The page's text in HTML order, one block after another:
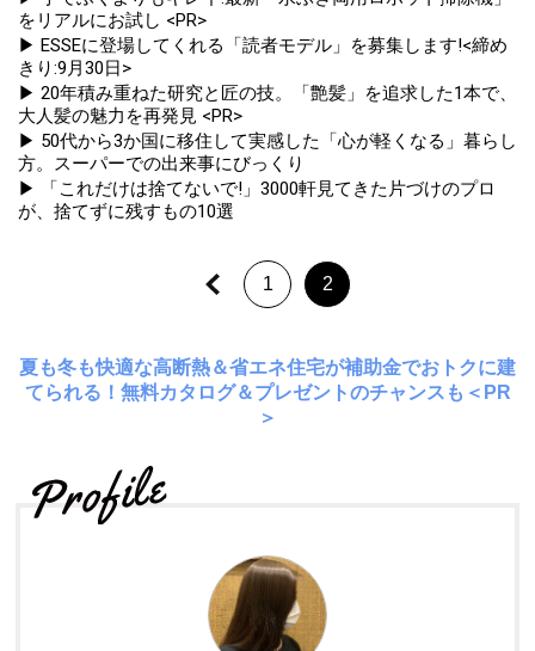
をリアルにお試し <PR>
▶ ESSEに登場してくれる「読者モデル」を募集します!<締め
きり:9月30日>
▶ 20年積み重ねた研究と匠の技。「艶髪」を追求した1本で、
大人髪の魅力を再発見 <PR>
▶ 50代から3か国に移住して実感した「心が軽くなる」暮らし
方。スーパーでの出来事にびっくり
▶ 「これだけは捨てないで!」3000軒見てきた片づけのプロ
が、捨てずに残すもの10選
1 2
夏も冬も快適な高断熱＆省エネ住宅が補助金でおトクに建
てられる！無料カタログ＆プレゼントのチャンスも＜PR
＞